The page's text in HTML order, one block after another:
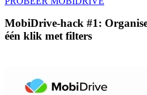
MobiDrive-hack #1:
één klik met filters